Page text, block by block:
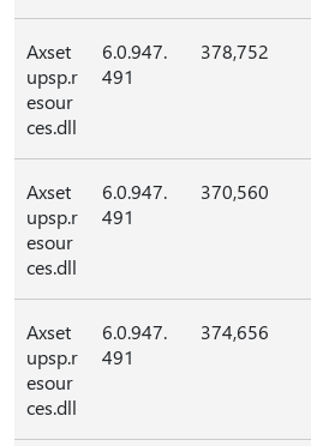
Axset
upsp.r
esour
ces.dll
6.0.947.
491
378,752
Axset
upsp.r
esour
ces.dll
6.0.947.
491
370,560
Axset
upsp.r
esour
ces.dll
6.0.947.
491
374,656